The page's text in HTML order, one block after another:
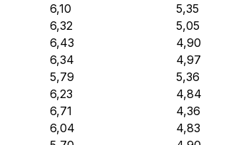
6,10 5,35
6,32 5,05
6,43 4,90
6,34 4,97
5,79 5,36
6,23 4,84
6,71 4,36
6,04 4,83